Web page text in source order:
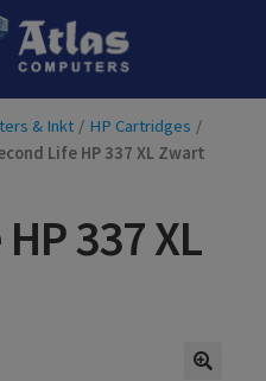
Ga
naar
navigatie
Ga
de
inhoud
& Inkt / HP Cartridges /
Life HP 337 XL Zwart
337 XL